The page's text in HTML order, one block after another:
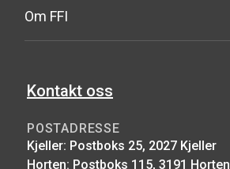
Om FFI
Kontakt oss
POSTADRESSE
Kjeller: Postboks 25, 2027 Kjeller
Horten: Postboks 115, 3191 Horten